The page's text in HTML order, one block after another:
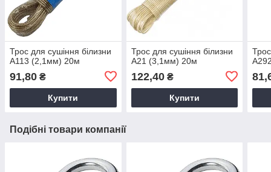
Трос для сушіння білизни
А113 (2,1мм) 20м
91,80 ₴
Купити
Трос для сушіння білизни
А21 (3,1мм) 20м
122,40₴
Купити
Подібні товари компанії